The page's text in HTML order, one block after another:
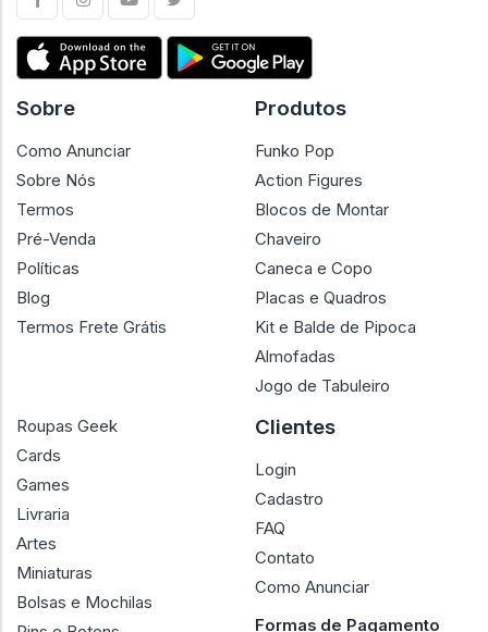
Sobre
Como Anunciar
Sobre Nós
Termos
Pré-Venda
Políticas
Blog
Termos Frete Grátis
Produtos
Funko Pop
Action Figures
Blocos de Montar
Chaveiro
Caneca e Copo
Placas e Quadros
Kit e Balde de Pipoca
Almofadas
Jogo de Tabuleiro
Roupas Geek
Cards
Games
Livraria
Artes
Miniaturas
Bolsas e Mochilas
Clientes
Login
Cadastro
FAQ
Contato
Como Anunciar
Formas de Pagamento